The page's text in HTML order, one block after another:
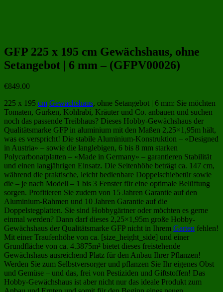
GFP 225 x 195 cm Gewächshaus, ohne
Setangebot | 6 mm – (GFPV00026)
€849.00
225 x 195 cm Gewächshaus, ohne Setangebot | 6 mm: Sie möchten
Tomaten, Gurken, Kohlrabi, Kräuter und Co. anbauen und suchen
noch das passende Treibhaus? Dieses Hobby-Gewächshaus der
Qualitätsmarke GFP in aluminium mit den Maßen 2,25×1,95m hält,
was es verspricht! Die stabile Aluminium-Konstruktion – «Designed
in Austria» – sowie die langlebigen, 6 bis 8 mm starken
Polycarbonatplatten – «Made in Germany» – garantieren Stabilität
und einen langjährigen Einsatz. Die Seitenhöhe beträgt ca. 147 cm,
während die praktische, leicht bedienbare Doppelschiebetür sowie
die – je nach Modell – 1 bis 3 Fenster für eine optimale Belüftung
sorgen. Profitieren Sie zudem von 15 Jahren Garantie auf den
Aluminium-Rahmen und 10 Jahren Garantie auf die
Doppelstegplatten. Sie sind Hobbygärtner oder möchten es gerne
einmal werden? Dann darf dieses 2,25×1,95m große Hobby-
Gewächshaus der Qualitätsmarke GFP nicht in Ihrem Garten fehlen!
Mit einer Traufenhöhe von ca. [size_height_side] und einer
Grundfläche von ca. 4.3875m² bietet dieses freistehende
Gewächshaus ausreichend Platz für den Anbau Ihrer Pflanzen!
Werden Sie zum Selbstversorger und pflanzen Sie Ihr eigenes Obst
und Gemüse – und das, frei von Pestiziden und Giftstoffen! Das
Hobby-Gewächshaus ist aber nicht nur das ideale Produkt zum